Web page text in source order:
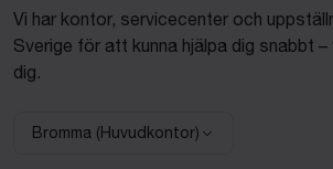
Vi har kontor, servicecenter och
Sverige för att kunna hjälpa dig snabbt –
dig.
Välj anläggning:
Bromma (Huvudkontor)